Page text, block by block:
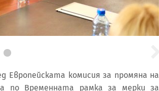
Европейската комисия за промяна на
по Временната рамка за мерки за